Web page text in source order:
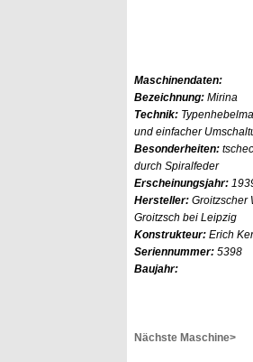
Maschinendaten:
Bezeichnung: Mirina
Technik:
und einfacher
Besonderheiten:
durch Spiralfeder
Erscheinungsjahr:
Hersteller: Groitzscher
Groitzsch bei Leipzig
Konstrukteur: Erich
Seriennummer: 5398
Baujahr:
Nächste Maschine>